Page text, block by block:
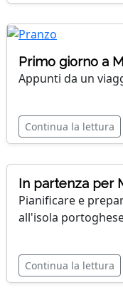
Primo giorno a
Appunti da un
Continua la lettura
In partenza per
Pianificare e
all'isola
Continua la lettura